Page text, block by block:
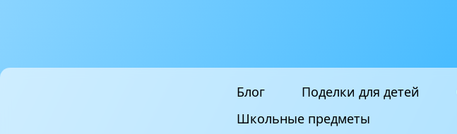
Блог Поделки для детей
Школьные предметы